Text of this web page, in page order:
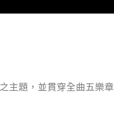
主題，並貫穿全曲五樂章